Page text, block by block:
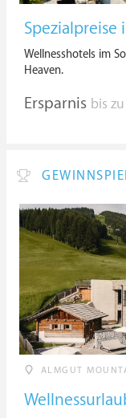
Spezialpreise
Wellnesshotels im
Heaven.
Ersparnis bis zu
ALMGUT